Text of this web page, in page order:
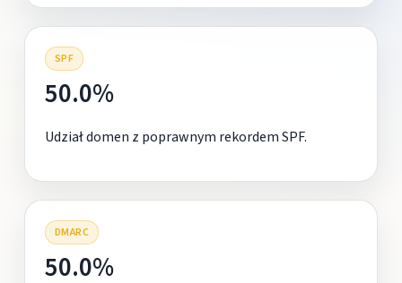
SPF
50.0%
Udział domen z poprawnym rekordem SPF.
DMARC
50.0%